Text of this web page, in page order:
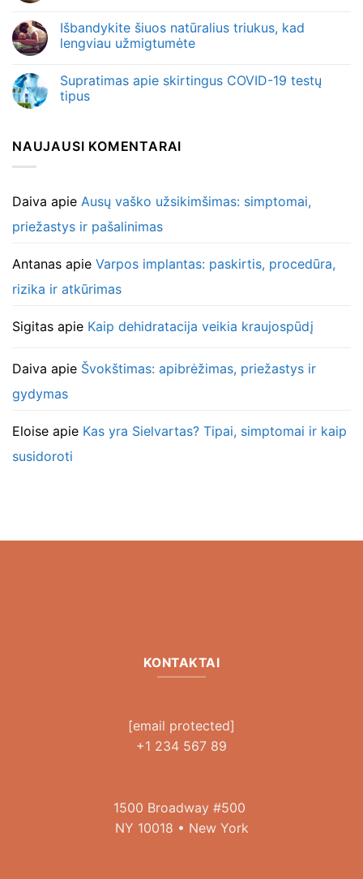
Išbandykite šiuos natūralius triukus, kad
lengviau užmigtumėte
Supratimas apie skirtingus COVID-19 testų
tipus
NAUJAUSI KOMENTARAI
Daiva apie Ausų vaško užsikimšimas: simptomai,
priežastys ir pašalinimas
Antanas apie Varpos implantas: paskirtis, procedūra,
rizika ir atkūrimas
Sigitas apie Kaip dehidratacija veikia kraujospūdį
Daiva apie Švokštimas: apibrėžimas, priežastys ir
gydymas
Eloise apie Kas yra Sielvartas? Tipai, simptomai ir kaip
susidoroti
KONTAKTAI
[email protected]
+1 234 567 89
1500 Broadway #500
NY 10018 • New York